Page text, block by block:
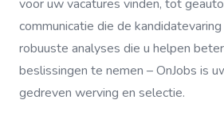
voor uw vacatures vinden, tot
communicatie die de
robuuste analyses die u helpen
beslissingen te nemen – OnJobs is
gedreven werving en selectie.